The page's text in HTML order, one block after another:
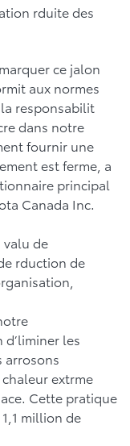
rduite des
ce jalon
aux normes
responsabilit
dans notre
fournir une
est ferme, a
principal
Canada Inc.
valu de
rduction de
les
arrosons
extrme
Cette pratique
million de